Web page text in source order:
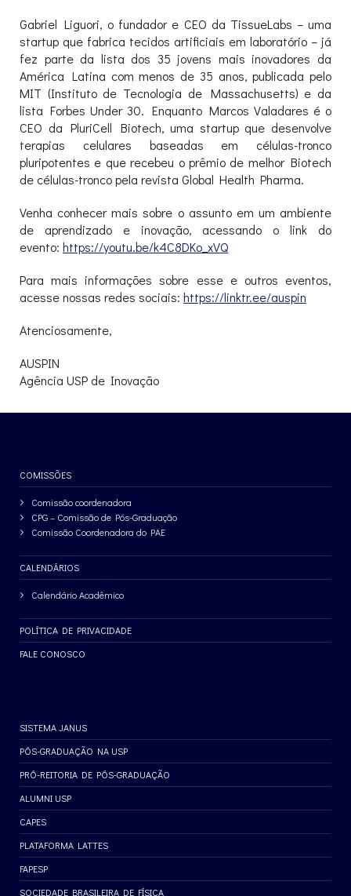
Gabriel Liguori, o fundador e CEO da TissueLabs – uma
startup que fabrica tecidos artificiais em laboratório – já
fez parte da lista dos 35 jovens mais inovadores da
América Latina com menos de 35 anos, publicada pelo
MIT (Instituto de Tecnologia de Massachusetts) e da
lista Forbes Under 30. Enquanto Marcos Valadares é o
CEO da PluriCell Biotech, uma startup que desenvolve
terapias celulares baseadas em células-tronco
pluripotentes e que recebeu o prêmio de melhor Biotech
de células-tronco pela revista Global Health Pharma.
Venha conhecer mais sobre o assunto em um ambiente
de aprendizado e inovação, acessando o link do
evento: https://youtu.be/k4C8DKo_xVQ
Para mais informações sobre esse e outros eventos,
acesse nossas redes sociais: https://linktr.ee/auspin
Atenciosamente,
AUSPIN
Agência USP de Inovação
COMISSÕES
Comissão coordenadora
CPG – Comissão de Pós-Graduação
Comissão Coordenadora do PAE
CALENDÁRIOS
Calendário Acadêmico
POLÍTICA DE PRIVACIDADE
FALE CONOSCO
SISTEMA JANUS
PÓS-GRADUAÇÃO NA USP
PRÓ-REITORIA DE PÓS-GRADUAÇÃO
ALUMNI USP
CAPES
PLATAFORMA LATTES
FAPESP
SOCIEDADE BRASILEIRA DE FÍSICA